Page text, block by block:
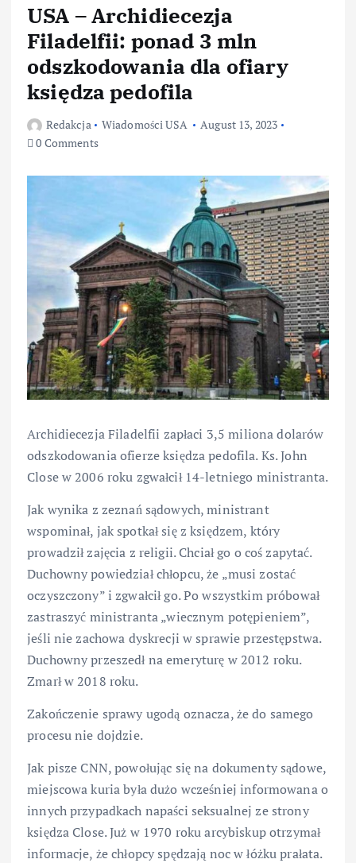
USA – Archidiecezja
Filadelfii: ponad 3 mln
odszkodowania dla ofiary
księdza pedofila
Redakcja Wiadomości USA
August 13, 2023
0 Comments
Archidiecezja Filadelfii zapłaci 3,5 miliona dolarów
odszkodowania ofierze księdza pedofila. Ks. John
Close w 2006 roku zgwałcił 14-letniego ministranta.
Jak wynika z zeznań sądowych, ministrant
wspominał, jak spotkał się z księdzem, który
prowadził zajęcia z religii. Chciał go o coś zapytać.
Duchowny powiedział chłopcu, że „musi zostać
oczyszczony” i zgwałcił go. Po wszystkim próbował
zastraszyć ministranta „wiecznym potępieniem”,
jeśli nie zachowa dyskrecji w sprawie przestępstwa.
Duchowny przeszedł na emeryturę w 2012 roku.
Zmarł w 2018 roku.
Zakończenie sprawy ugodą oznacza, że do samego
procesu nie dojdzie.
Jak pisze CNN, powołując się na dokumenty sądowe,
miejscowa kuria była dużo wcześniej informowana o
innych przypadkach napaści seksualnej ze strony
księdza Close. Już w 1970 roku arcybiskup otrzymał
informacje, że chłopcy spędzają noc w łóżku prałata.